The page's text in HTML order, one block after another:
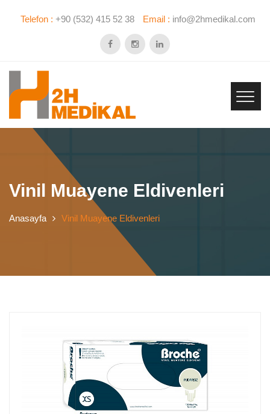
Telefon : +90 (532) 415 52 38 Email : info@2hmedikal.com
Vinil Muayene Eldivenleri
Anasayfa Vinil Muayene Eldivenleri